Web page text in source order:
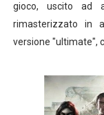
Ufficiale: Netflix
Anche
gioco, uscito ad
rimasterizzato in
versione "ultimate",